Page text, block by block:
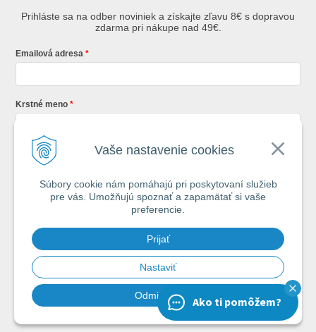
Vaše nastavenie cookies
Súbory cookie nám pomáhajú pri poskytovaní služieb
pre vás. Umožňujú spoznať a zapamätať si vaše
preferencie.
Prijať
Nastaviť
Odmietnuť
Prihláste sa na odber noviniek a získajte zľavu 8€ s dopravou
zdarma pri nákupe nad 49€.
Emailová adresa
Krstné meno
Registráciou súhlasíte so
Každý týždeň si od nás nájdete v schránke : 1x Rybársky Poradca a 1x
akčná ponuka. 1x mesačne prehľad nových článkov z nášho blogu.
Ochrana vašich osobných údajov je pre nás na 1. mieste.Zoznámte sa s
našimi zásadami spracovania osobných údajov
Chcem odoberaťAko ti pomôžem?